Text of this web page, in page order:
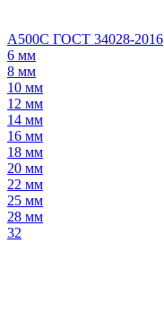
А500С ГОСТ 34028-2016
6 мм
8 мм
10 мм
12 мм
14 мм
16 мм
18 мм
20 мм
22 мм
25 мм
28 мм
32